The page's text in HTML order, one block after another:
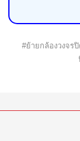
#ย้ายกล้องวงจร